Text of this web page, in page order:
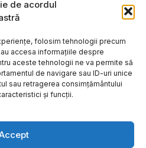
de acordul
folosim tehnologii precum
accesa informațiile despre
aceste tehnologii ne va permite să
de navigare sau ID-uri unice
sau retragerea consimțământului
și funcții.